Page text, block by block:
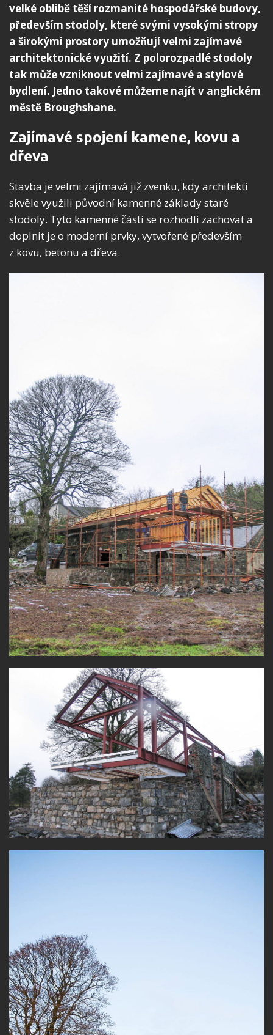
velké oblibě těší rozmanité hospodářské budovy,
především stodoly, které svými vysokými stropy
a širokými prostory umožňují velmi zajímavé
architektonické využití. Z polorozpadlé stodoly
tak může vzniknout velmi zajímavé a stylové
bydlení. Jedno takové můžeme najít v anglickém
městě Broughshane.
Zajímavé spojení kamene, kovu a
dřeva
Stavba je velmi zajímavá již zvenku, kdy architekti
skvěle využili původní kamenné základy staré
stodoly. Tyto kamenné části se rozhodli zachovat a
doplnit je o moderní prvky, vytvořené především
z kovu, betonu a dřeva.